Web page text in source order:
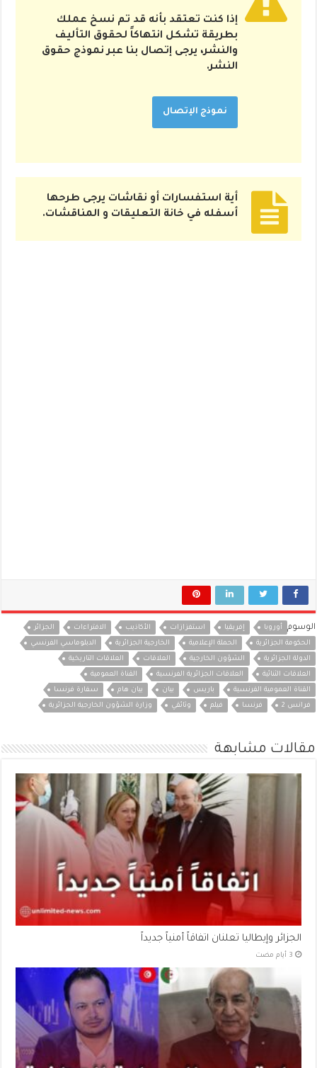
إذا كنت تعتقد بأنه قد تم نسخ عملك
بطريقة تشكل انتهاكاً لحقوق التأليف
والنشر، يرجى إتصال بنا عبر نموذج حقوق
النشر.
نموذج الإتصال
أية استفسارات أو نقاشات يرجى طرحها
أسفله في خانة التعليقات و المناقشات.
الوسوم أوروبا إفريقيا استفزازات الأكاذيب الافتراءات
الجزائر
الحكومة الجزائرية
الحملة الإعلامية الخارجية الجزائرية
الدبلوماسي الفرنسي
الدولة الجزائرية
الشؤون الخارجية العلاقات
العلاقات التاريخية
العلاقات الثنائية
العلاقات الجزائرية الفرنسية
القناة العمومية
القناة العمومية الفرنسية
باريس بيان بيان هام
سفارة فرنسا
فرانس 2
فرنسا فيلم وثائقي وزارة الشؤون الخارجية الجزائرية
مقالات مشابهة
الجزائر وإيطاليا تعلنان اتفاقاً أمنياً جديداً